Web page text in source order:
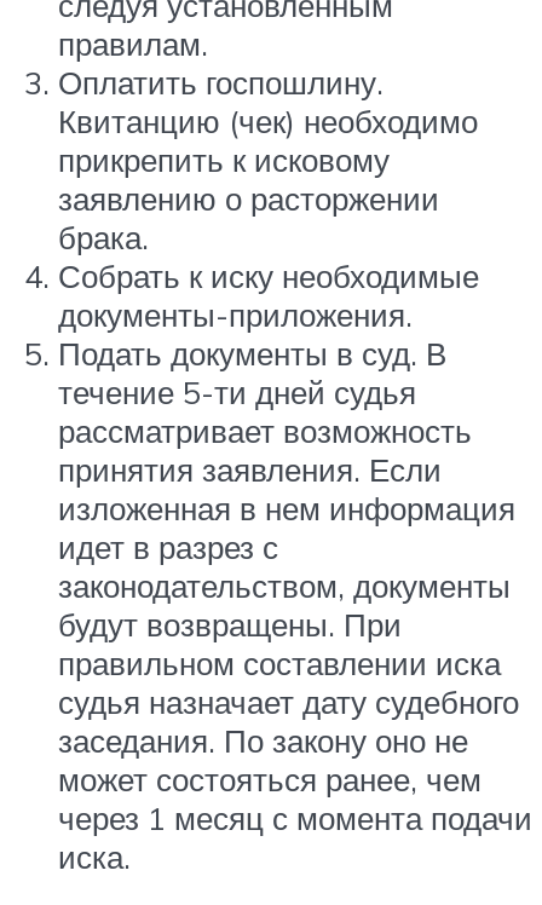
правилам.
Оплатить госпошлину.
Квитанцию (чек) необходимо
прикрепить к исковому
заявлению о расторжении
брака.
Собрать к иску необходимые
документы-приложения.
Подать документы в суд. В
течение 5-ти дней судья
рассматривает возможность
принятия заявления. Если
изложенная в нем информация
идет в разрез с
законодательством, документы
будут возвращены. При
правильном составлении иска
судья назначает дату судебного
заседания. По закону оно не
может состояться ранее, чем
через 1 месяц с момента подачи
иска.